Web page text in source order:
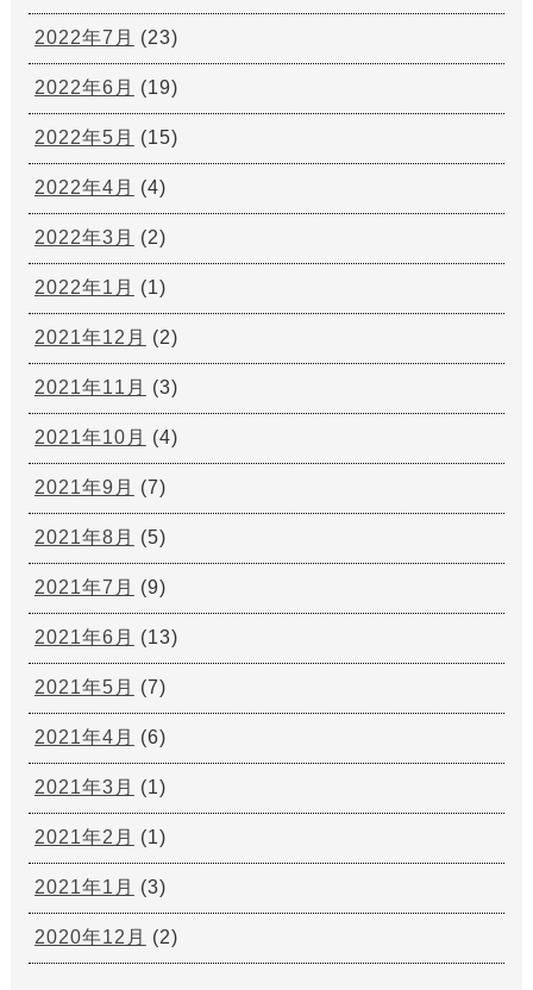
2022年7月 (23)
2022年6月 (19)
2022年5月 (15)
2022年4月 (4)
2022年3月 (2)
2022年1月 (1)
2021年12月 (2)
2021年11月 (3)
2021年10月 (4)
2021年9月 (7)
2021年8月 (5)
2021年7月 (9)
2021年6月 (13)
2021年5月 (7)
2021年4月 (6)
2021年3月 (1)
2021年2月 (1)
2021年1月 (3)
2020年12月 (2)